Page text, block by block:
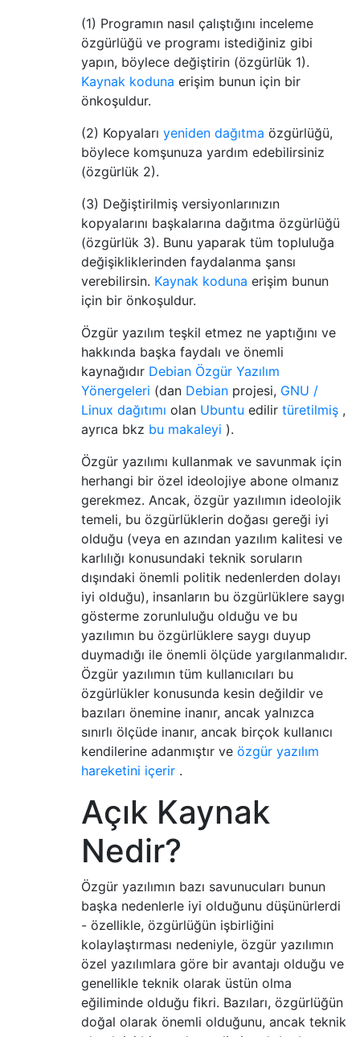
(1) Programın nasıl çalıştığını inceleme
özgürlüğü ve programı istediğiniz gibi
yapın, böylece değiştirin (özgürlük 1).
Kaynak koduna erişim bunun için bir
önkoşuldur.
(2) Kopyaları yeniden dağıtma özgürlüğü,
böylece komşunuza yardım edebilirsiniz
(özgürlük 2).
(3) Değiştirilmiş versiyonlarınızın
kopyalarını başkalarına dağıtma özgürlüğü
(özgürlük 3). Bunu yaparak tüm topluluğa
değişikliklerinden faydalanma şansı
verebilirsin. Kaynak koduna erişim bunun
için bir önkoşuldur.
Özgür yazılım teşkil etmez ne yaptığını ve
hakkında başka faydalı ve önemli
kaynağıdır Debian Özgür Yazılım
Yönergeleri (dan Debian projesi, GNU /
Linux dağıtımı olan Ubuntu edilir türetilmiş ,
ayrıca bkz bu makaleyi ).
Özgür yazılımı kullanmak ve savunmak için
herhangi bir özel ideolojiye abone olmanız
gerekmez. Ancak, özgür yazılımın ideolojik
temeli, bu özgürlüklerin doğası gereği iyi
olduğu (veya en azından yazılım kalitesi ve
karlılığı konusundaki teknik soruların
dışındaki önemli politik nedenlerden dolayı
iyi olduğu), insanların bu özgürlüklere saygı
gösterme zorunluluğu olduğu ve bu
yazılımın bu özgürlüklere saygı duyup
duymadığı ile önemli ölçüde yargılanmalıdır.
Özgür yazılımın tüm kullanıcıları bu
özgürlükler konusunda kesin değildir ve
bazıları önemine inanır, ancak yalnızca
sınırlı ölçüde inanır, ancak birçok kullanıcı
kendilerine adanmıştır ve özgür yazılım
hareketini içerir .
Açık Kaynak
Nedir?
Özgür yazılımın bazı savunucuları bunun
başka nedenlerle iyi olduğunu düşünürlerdi
- özellikle, özgürlüğün işbirliğini
kolaylaştırması nedeniyle, özgür yazılımın
özel yazılımlara göre bir avantajı olduğu ve
genellikle teknik olarak üstün olma
eğiliminde olduğu fikri. Bazıları, özgürlüğün
doğal olarak önemli olduğunu, ancak teknik